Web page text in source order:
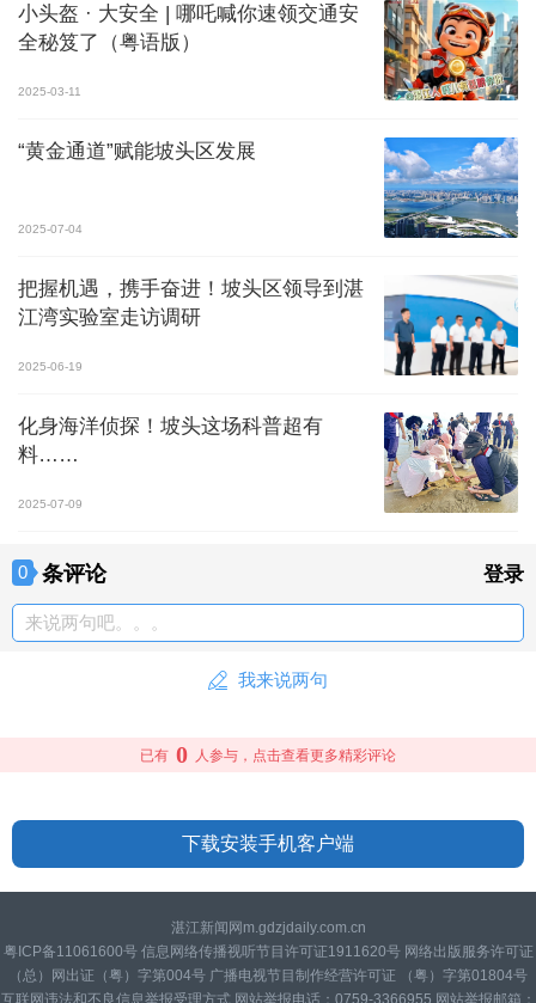
小头盔 · 大安全 | 哪吒喊你速领交通安
全秘笈了（粤语版）
2025-03-11
“黄金通道”赋能坡头区发展
2025-07-04
把握机遇，携手奋进！坡头区领导到湛
江湾实验室走访调研
2025-06-19
化身海洋侦探！坡头这场科普超有
料……
2025-07-09
0 条评论 登录
来说两句吧。。。
我来说两句
已有 0 人参与，点击查看更多精彩评论
下载安装手机客户端
湛江新闻网m.gdzjdaily.com.cn
粤ICP备11061600号 信息网络传播视听节目许可证1911620号 网络出版服务许可证
（总）网出证（粤）字第004号 广播电视节目制作经营许可证 （粤）字第01804号
互联网违法和不良信息举报受理方式 网站举报电话：0759-3366955 网站举报邮箱：